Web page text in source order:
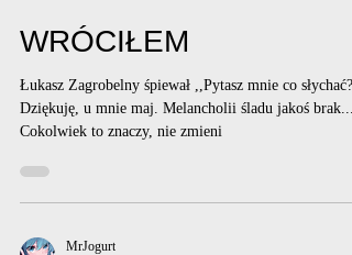
WRÓCIŁEM
Łukasz Zagrobelny śpiewał ,,Pytasz mnie co słychać?
Dziękuję, u mnie maj. Melancholii śladu jakoś
Cokolwiek to znaczy, nie zmieni
MrJogurt